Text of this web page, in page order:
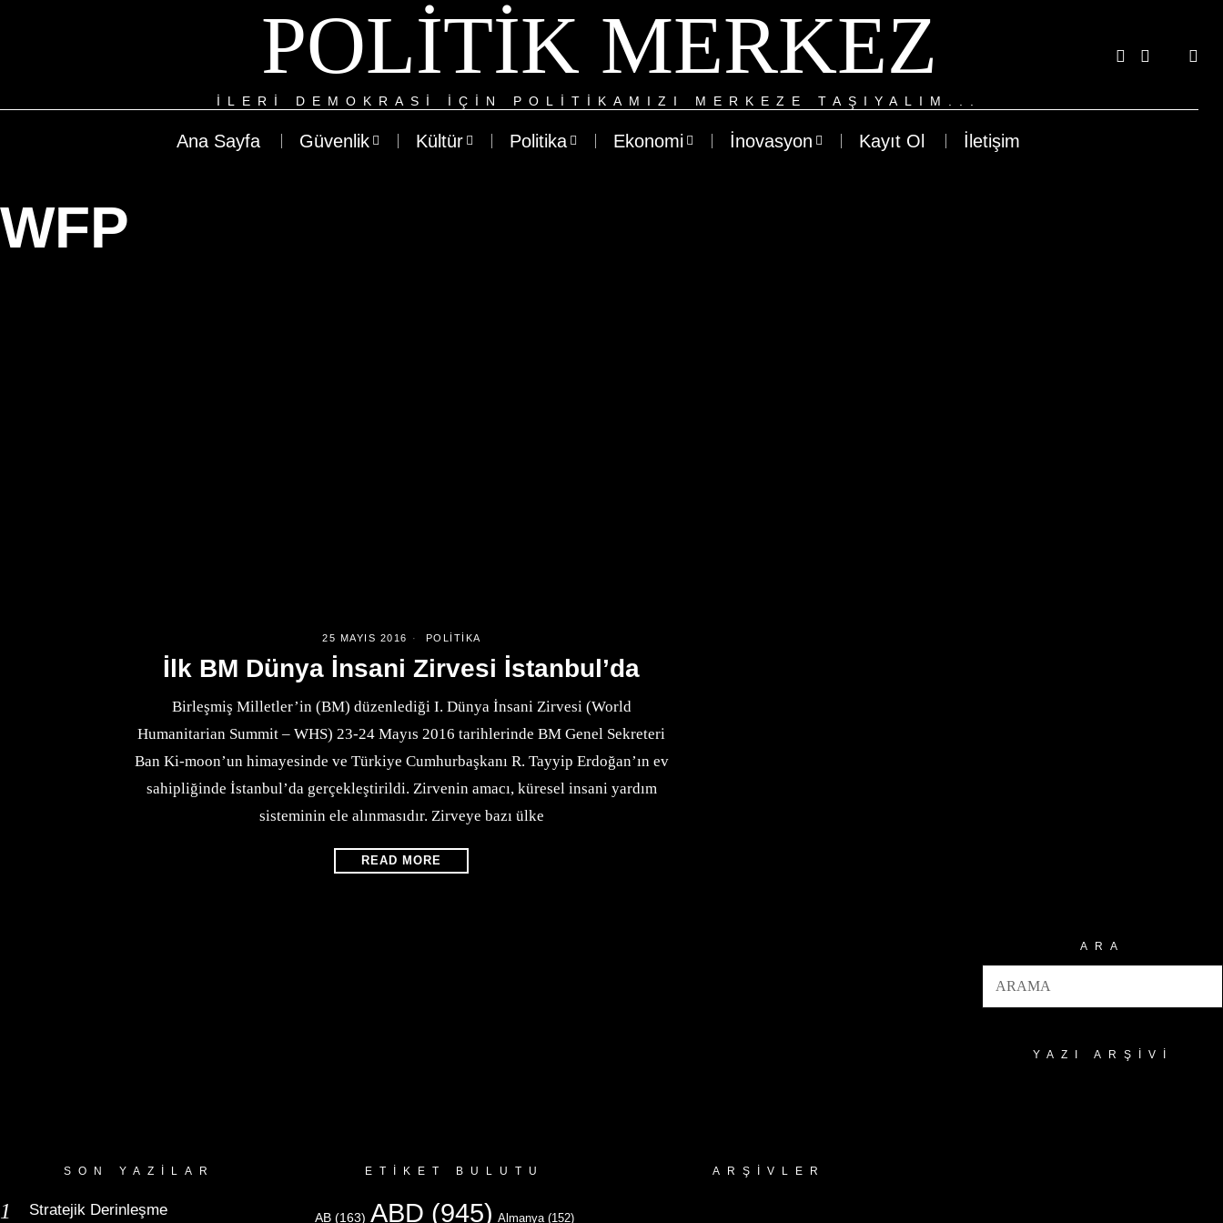
POLITIK MERKEZ
ILERI DEMOKRASI IÇIN POLITIKAMIZI MERKEZE TAŞIYALIM...
Ana Sayfa Güvenlik Kültür Politika Ekonomi İnovasyon Kayıt Ol İletişim
WFP
25 MAYIS 2016 POLITIKA
İlk BM Dünya İnsani Zirvesi İstanbul’da
Birleşmiş Milletler’in (BM) düzenlediği I. Dünya İnsani Zirvesi (World
Humanitarian Summit – WHS) 23-24 Mayıs 2016 tarihlerinde BM Genel Sekreteri
Ban Ki-moon’un himayesinde ve Türkiye Cumhurbaşkanı R. Tayyip Erdoğan’ın ev
sahipliğinde İstanbul’da gerçekleştirildi. Zirvenin amacı, küresel insani yardım
sisteminin ele alınmasıdır. Zirveye bazı ülke
READ MORE
ARA
YAZI ARŞIVI
SON YAZILAR
Stratejik Derinleşme
ETIKET BULUTU
AB (163) ABD (945) Almanya (152)
ARŞIVLER